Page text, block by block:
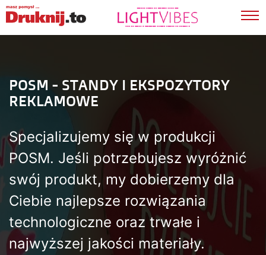
?>
POSM - STANDY I EKSPOZYTORY
REKLAMOWE
Specjalizujemy się w produkcji
POSM. Jeśli potrzebujesz wyróżnić
swój produkt, my dobierzemy dla
Ciebie najlepsze rozwiązania
technologiczne oraz trwałe i
najwyższej jakości materiały.